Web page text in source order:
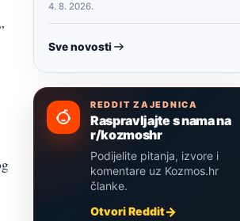
4. 8. 2026.
Sve novosti
REDDIT ZAJEDNICA
Raspravljajte s nama na
r/kozmoshr
Podijelite pitanja, izvore i
komentare uz Kozmos.hr
članke.
Otvori Reddit